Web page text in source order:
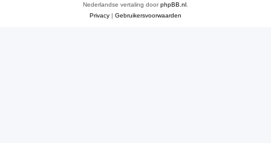
Nederlandse vertaling doorphpBB.nl
Privacy | Gebruikersvoorwaarden